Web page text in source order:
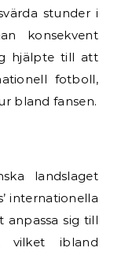
stunder i
konsekvent
hjälpte till att
fotboll,
bland fansen.
landslaget
internationella
anpassa sig till
vilket ibland